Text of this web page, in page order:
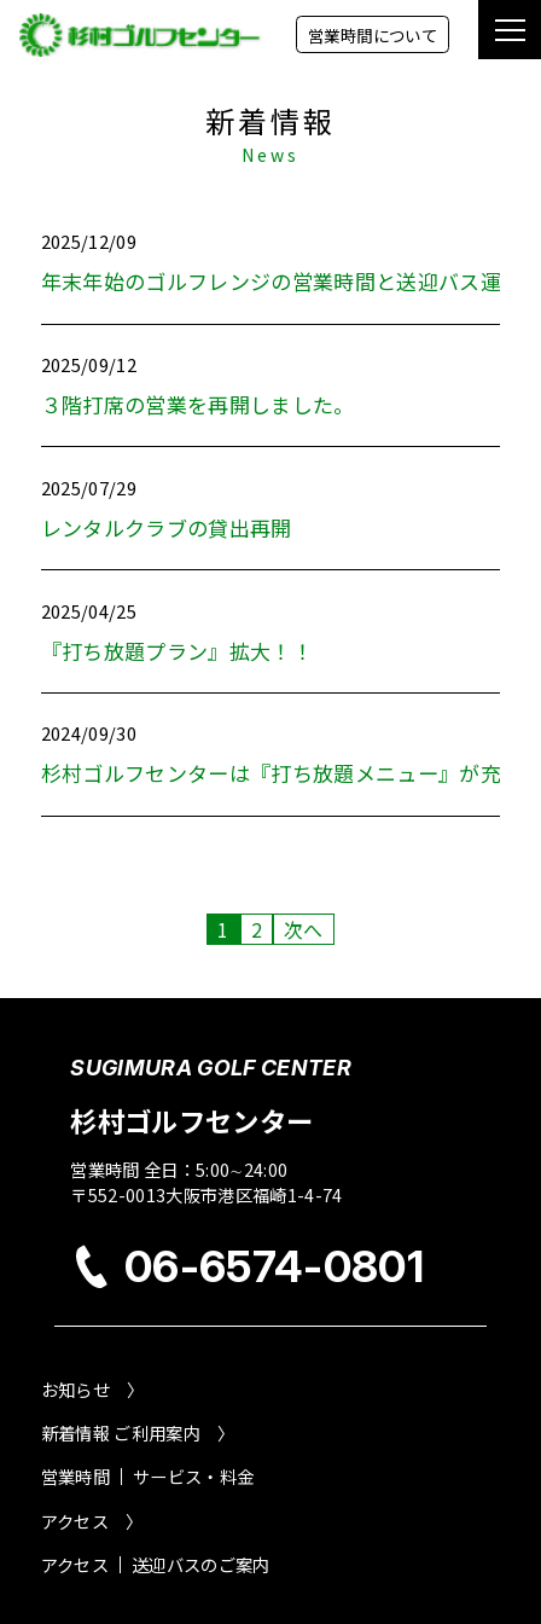
営業時間について
新着情報
News
2025/12/09
年末年始のゴルフレンジの営業時間と送迎バス運休
2025/09/12
３階打席の営業を再開しました。
2025/07/29
レンタルクラブの貸出再開
2025/04/25
『打ち放題プラン』拡大！！
2024/09/30
杉村ゴルフセンターは『打ち放題メニュー』が充実
1 2 次へ
SUGIMURA GOLF CENTER
杉村ゴルフセンター
営業時間 全日：5:00∼24:00
〒552-0013大阪市港区福崎1-4-74
06-6574-0801
お知らせ 〉
新着情報 ご利用案内 〉
営業時間
サービス・料金
アクセス 〉
アクセス
送迎バスのご案内